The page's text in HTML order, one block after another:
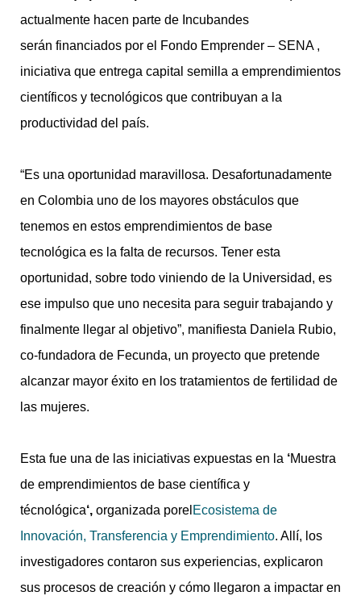
actualmente hacen parte de Incubandes
serán financiados por el Fondo Emprender – SENA ,
iniciativa que entrega capital semilla a emprendimientos
científicos y tecnológicos que contribuyan a la
productividad del país.
“Es una oportunidad maravillosa. Desafortunadamente
en Colombia uno de los mayores obstáculos que
tenemos en estos emprendimientos de base
tecnológica es la falta de recursos. Tener esta
oportunidad, sobre todo viniendo de la Universidad, es
ese impulso que uno necesita para seguir trabajando y
finalmente llegar al objetivo”, manifiesta Daniela Rubio,
co-fundadora de Fecunda, un proyecto que pretende
alcanzar mayor éxito en los tratamientos de fertilidad de
las mujeres.
Esta fue una de las iniciativas expuestas en la ‘Muestra
de emprendimientos de base científica y
técnológica‘, organizada porel Ecosistema de
Innovación, Transferencia y Emprendimiento. Allí, los
investigadores contaron sus experiencias, explicaron
sus procesos de creación y cómo llegaron a impactar en